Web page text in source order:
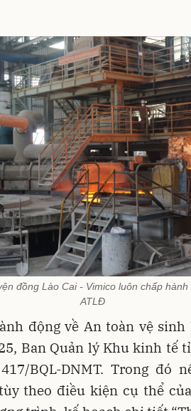
đồng Lào Cai - Vimico luôn chấp
ATLĐ
động về An toàn vệ sinh
Ban Quản lý Khu kinh tế
BQL-DNMT. Trong đó
theo điều kiện cụ thể